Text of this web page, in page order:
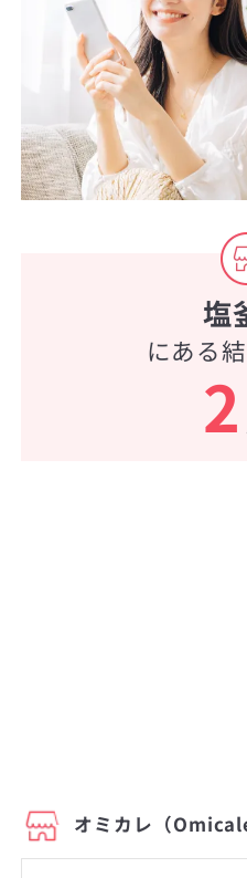
塩
にある
2
オミカレ（